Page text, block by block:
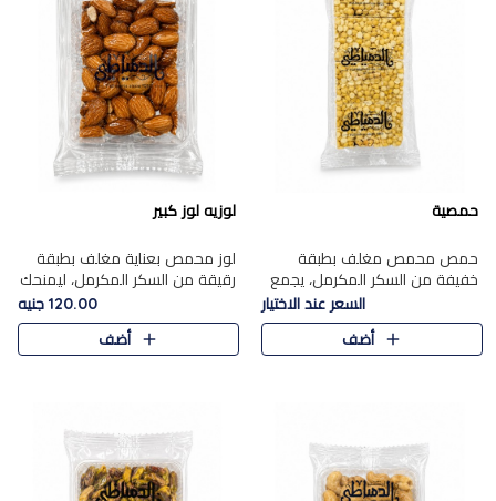
حمصية
حمص محمص مغلف بطبقة
خفيفة من السكر المكرمل، يجمع
بين القرمشة المميزة والطعم
الشرقي الأصيل في واحدة من أشهر
حلويات الموسم.
السعر عند الاختيار
أضف
لوزيه لوز كبير
لوز محمص بعناية مغلف بطبقة
رقيقة من السكر المكرمل، ليمنحك
قرمشة راقية ونكهة غنية تبرز
فخامة اللوز في كل قطعة.
120.00 جنيه
أضف